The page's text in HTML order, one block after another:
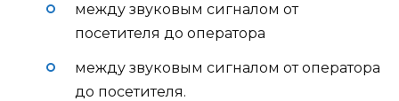
между звуковым сигналом от
посетителя до оператора
между звуковым сигналом от оператора
до посетителя.